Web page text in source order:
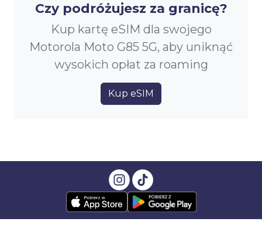
Czy podróżujesz za granicę?
Kup kartę eSIM dla swojego
Motorola Moto G85 5G, aby uniknąć
wysokich opłat za roaming
Kup eSIM